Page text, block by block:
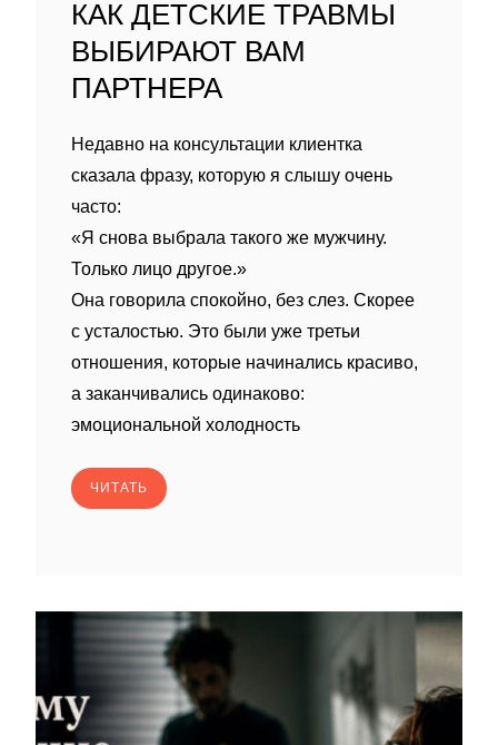
КАК ДЕТСКИЕ ТРАВМЫ
ВЫБИРАЮТ ВАМ
ПАРТНЕРА
Недавно на консультации клиентка
сказала фразу, которую я слышу очень
часто:
«Я снова выбрала такого же мужчину.
Только лицо другое.»
Она говорила спокойно, без слез. Скорее
с усталостью. Это были уже третьи
отношения, которые начинались красиво,
а заканчивались одинаково:
эмоциональной холодность
ЧИТАТЬ